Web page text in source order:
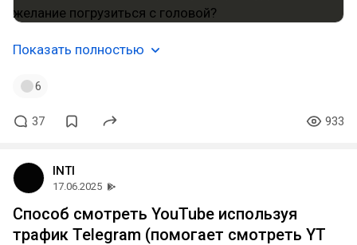
Показать полностью
6
37 933
INTI
17.06.2025
Способ смотреть YouTube используя
трафик Telegram (помогает смотреть YT